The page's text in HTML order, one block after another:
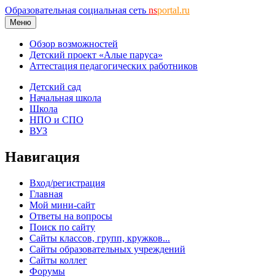
Образовательная социальная сеть nsportal.ru
Меню
Обзор возможностей
Детский проект «Алые паруса»
Аттестация педагогических работников
Детский сад
Начальная школа
Школа
НПО и СПО
ВУЗ
Навигация
Вход/регистрация
Главная
Мой мини-сайт
Ответы на вопросы
Поиск по сайту
Сайты классов, групп, кружков...
Сайты образовательных учреждений
Сайты коллег
Форумы